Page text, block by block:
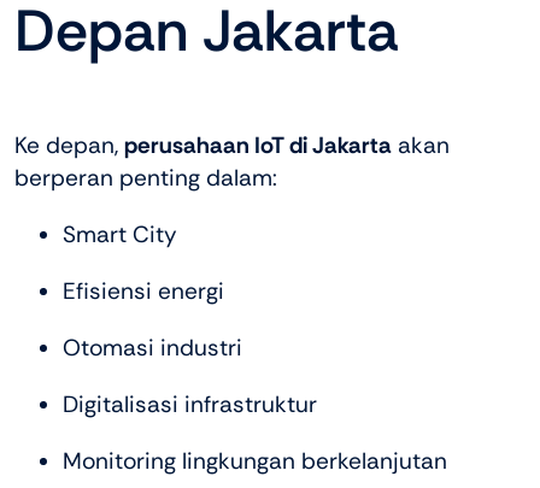
Depan Jakarta
Ke depan, perusahaan IoT di Jakarta akan
berperan penting dalam:
Smart City
Efisiensi energi
Otomasi industri
Digitalisasi infrastruktur
Monitoring lingkungan berkelanjutan